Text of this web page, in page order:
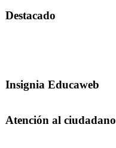
Destacado
Insignia Educaweb
Atención al ciudadano